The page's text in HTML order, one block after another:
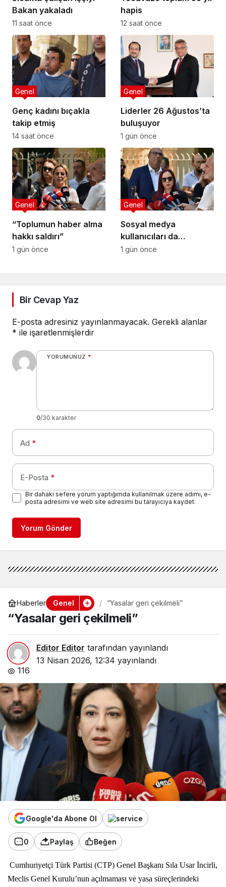
Bakan yakaladı
11 saat önce
hapis
12 saat önce
Genç kadını bıçakla
takip etmiş
Genel
14 saat önce
Liderler 26 Ağustos’ta
buluşuyor
Genel
1 gün önce
“Toplumun haber alma
hakkı saldırı”
Genel
1 gün önce
Sosyal medya
kullanıcıları da
tehlikede
Genel
1 gün önce
Bir Cevap Yaz
E-posta adresiniz yayınlanmayacak. Gerekli alanlar
* ile işaretlenmişlerdir
YORUMUNUZ *
0/30 karakter
Ad *
E-Posta *
Bir dahaki sefere yorum yaptığımda kullanılmak üzere adımı, e-
posta adresimi ve web site adresimi bu tarayıcıya kaydet.
Yorum Gönder
Haberler Genel “Yasalar geri çekilmeli”
“Yasalar geri çekilmeli”
Editor Editor tarafından yayınlandı
13 Nisan 2026, 12:34 yayınlandı
116
Google'da Abone Ol
0 Paylaş Beğen
Cumhuriyetçi Türk Partisi (CTP) Genel Başkanı Sıla Usar İncirli,
Meclis Genel Kurulu’nun açılmaması ve yasa süreçlerindeki